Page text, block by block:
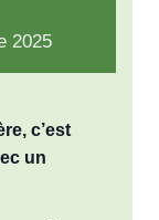
2025
c’est
un